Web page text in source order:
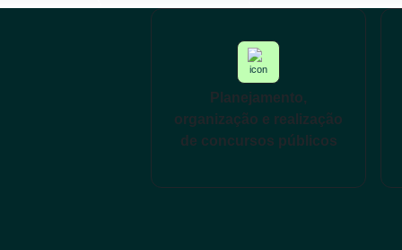
Planejamento,
organização e realização
de concursos públicos